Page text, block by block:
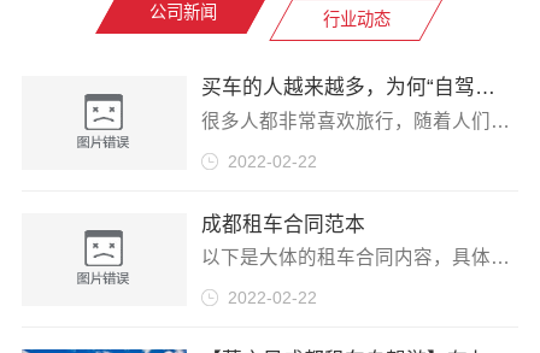
公司新闻 行业动态
买车的人越来越多，为何“自驾游”的人却在变少
很多人都非常喜欢旅行，随着人们生活水平的不断提高，越来越多的人都有了自己的爱车，但奇怪的是虽然买车的人越来越多，但是在小长假的时候愿意自己开
2022-02-22
成都租车合同范本
以下是大体的租车合同内容，具体细节待详细沟通后附加到合同，请联系本公司了解，谢谢
2022-02-22